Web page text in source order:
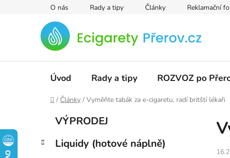
O nás Rady a tipy Články Reklamační
Úvod Rady a tipy ROZVOZ po
Domů
/ Články / Vyměňte tabák za e-cigaretu, radí britští lékaři
s
Přeskočit
kategorie
e
VÝPRODEJ
Liquidy (hotové náplně)